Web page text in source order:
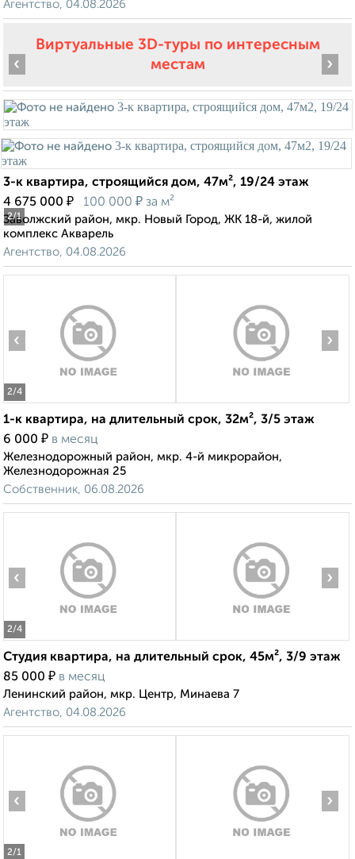
Агентство, 04.08.2026
Виртуальные 3D-туры по интересным
местам
2/1
‹ ›
3-к квартира, строящийся дом, 47м², 19/24 этаж
4 675 000 ₽ 100 000 ₽ за м²
Заволжский район, мкр. Новый Город, ЖК 18-й, жилой
комплекс Акварель
Агентство, 04.08.2026
2/4
‹ ›
1-к квартира, на длительный срок, 32м², 3/5 этаж
6 000 ₽ в месяц
Железнодорожный район, мкр. 4-й микрорайон,
Железнодорожная 25
Собственник, 06.08.2026
2/4
‹ ›
Студия квартира, на длительный срок, 45м², 3/9 этаж
85 000 ₽ в месяц
Ленинский район, мкр. Центр, Минаева 7
Агентство, 04.08.2026
2/1
‹ ›